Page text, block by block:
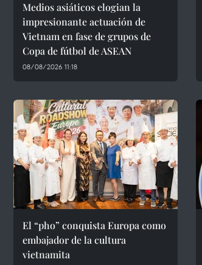
Medios asiáticos elogian la
impresionante actuación de
Vietnam en fase de grupos de
Copa de fútbol de ASEAN
08/08/2026 11:18
El “pho” conquista Europa como
embajador de la cultura
vietnamita